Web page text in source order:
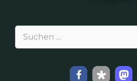
Suchen